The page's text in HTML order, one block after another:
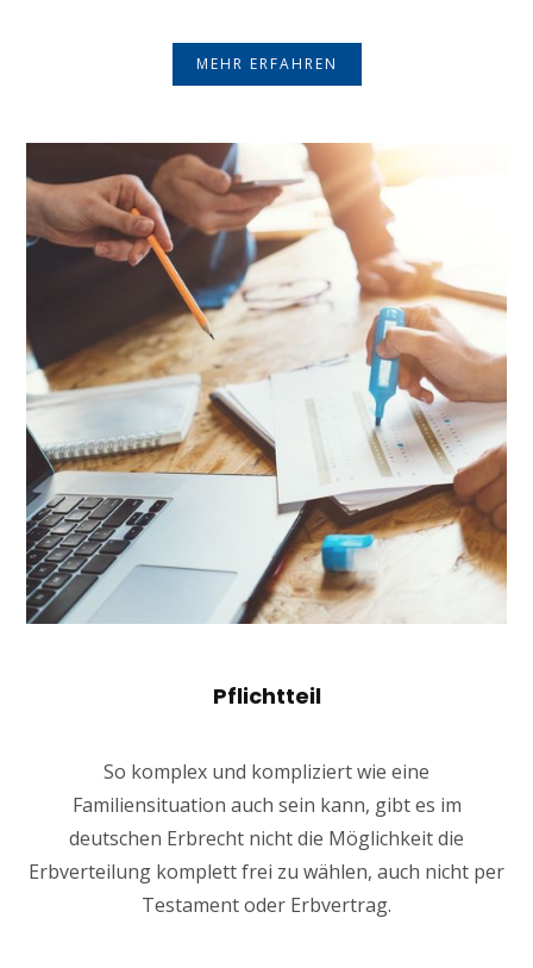
MEHR ERFAHREN
Pflichtteil
So komplex und kompliziert wie eine
Familiensituation auch sein kann, gibt es im
deutschen Erbrecht nicht die Möglichkeit die
Erbverteilung komplett frei zu wählen, auch nicht per
Testament oder Erbvertrag.